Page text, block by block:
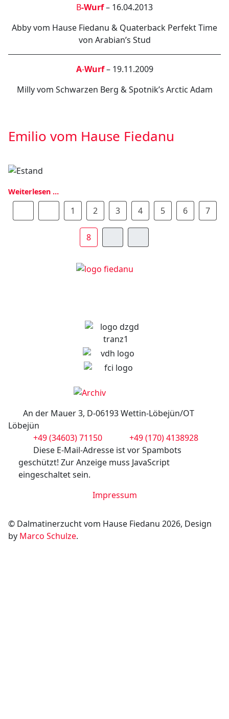
B-Wurf– 16.04.2013
Abby vom Hause Fiedanu & Quaterback Perfekt Time
von Arabian’s Stud
A-Wurf– 19.11.2009
Milly vom Schwarzen Berg & Spotnik’s Arctic Adam
Emilio vom Hause Fiedanu
Weiterlesen …
1 2 3 4 5 6 7
8
An der Mauer 3, D-06193 Wettin-Löbejün/OT
Löbejün
+49 (34603) 71150
+49 (170) 4138928
Diese E-Mail-Adresse ist vor Spambots
geschützt! Zur Anzeige muss JavaScript
eingeschaltet sein.
Impressum
© Dalmatinerzucht vom Hause Fiedanu 2026, Design
by Marco Schulze.